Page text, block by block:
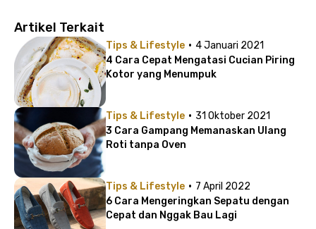
Artikel Terkait
Tips & Lifestyle · 4 Januari 2021
4 Cara Cepat Mengatasi Cucian Piring
Kotor yang Menumpuk
Tips & Lifestyle · 31 Oktober 2021
3 Cara Gampang Memanaskan Ulang
Roti tanpa Oven
Tips & Lifestyle · 7 April 2022
6 Cara Mengeringkan Sepatu dengan
Cepat dan Nggak Bau Lagi